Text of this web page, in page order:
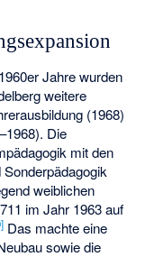
Jahre wurden
weitere
(1968)
Die
mit den
weiblichen
im Jahr 1963 auf
] Das machte eine
sowie die